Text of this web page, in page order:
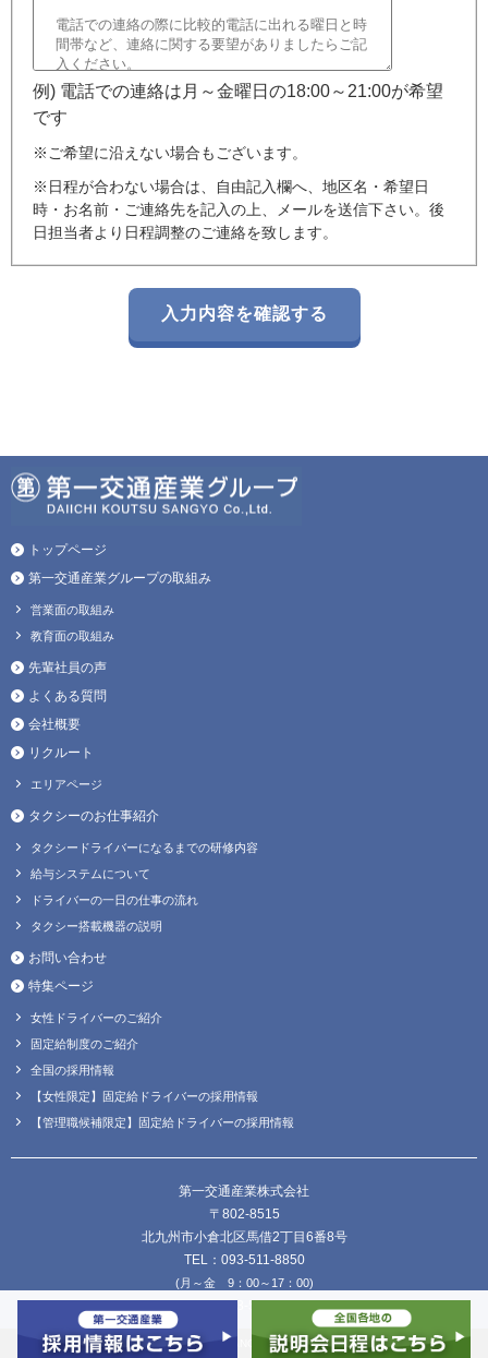
例) 電話での連絡は月～金曜日の18:00～21:00が希望
です
※ご希望に沿えない場合もございます。
※日程が合わない場合は、自由記入欄へ、地区名・希望日
時・お名前・ご連絡先を記入の上、メールを送信下さい。後
日担当者より日程調整のご連絡を致します。
トップページ
第一交通産業グループの取組み
営業面の取組み
教育面の取組み
先輩社員の声
よくある質問
会社概要
リクルート
エリアページ
タクシーのお仕事紹介
タクシードライバーになるまでの研修内容
給与システムについて
ドライバーの一日の仕事の流れ
タクシー搭載機器の説明
お問い合わせ
特集ページ
女性ドライバーのご紹介
固定給制度のご紹介
全国の採用情報
【女性限定】固定給ドライバーの採用情報
【管理職候補限定】固定給ドライバーの採用情報
第一交通産業株式会社
〒802-8515
北九州市小倉北区馬借2丁目6番8号
TEL：093-511-8850
(月～金 9：00～17：00)
FAX：093-511-8838
Copyright © DAIICHI KOUTSU SANGYO Co.,Ltd. all Rights Reserved.